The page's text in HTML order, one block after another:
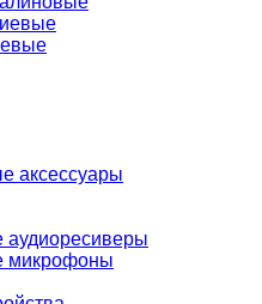
аксессуары
аудиоресиверы
микрофоны